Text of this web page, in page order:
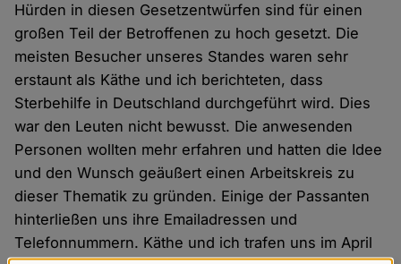
Hürden in diesen Gesetzentwürfen sind für einen
großen Teil der Betroffenen zu hoch gesetzt. Die
meisten Besucher unseres Standes waren sehr
erstaunt als Käthe und ich berichteten, dass
Sterbehilfe in Deutschland durchgeführt wird. Dies
war den Leuten nicht bewusst. Die anwesenden
Personen wollten mehr erfahren und hatten die Idee
und den Wunsch geäußert einen Arbeitskreis zu
dieser Thematik zu gründen. Einige der Passanten
hinterließen uns ihre Emailadressen und
Telefonnummern. Käthe und ich trafen uns im April